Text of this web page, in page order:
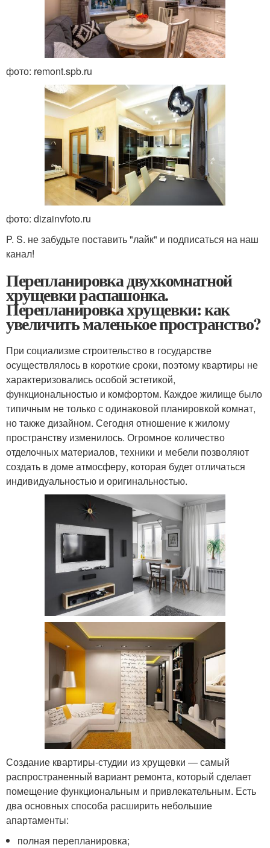
фото: remont.spb.ru
фото: dizainvfoto.ru
P. S. не забудьте поставить "лайк" и подписаться на наш
канал!
Перепланировка двухкомнатной
хрущевки распашонка.
Перепланировка хрущевки: как
увеличить маленькое пространство?
При социализме строительство в государстве
осуществлялось в короткие сроки, поэтому квартиры не
характеризовались особой эстетикой,
функциональностью и комфортом. Каждое жилище было
типичным не только с одинаковой планировкой комнат,
но также дизайном. Сегодня отношение к жилому
пространству изменилось. Огромное количество
отделочных материалов, техники и мебели позволяют
создать в доме атмосферу, которая будет отличаться
индивидуальностью и оригинальностью.
Создание квартиры-студии из хрущевки — самый
распространенный вариант ремонта, который сделает
помещение функциональным и привлекательным. Есть
два основных способа расширить небольшие
апартаменты:
полная перепланировка;